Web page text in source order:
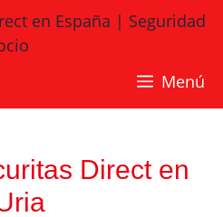
Menú
Direct en